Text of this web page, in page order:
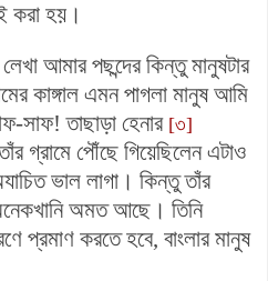
করা হয়।
আমার পছন্দের কিন্তু মানুষটার
কাঙ্গাল এমন পাগলা মানুষ আমি
সাফ! তাছাড়া হেনার [৩]
গ্রামে পৌঁছে গিয়েছিলেন এটাও
ভাল লাগা। কিন্তু তাঁর
অমত আছে। তিনি
প্রমাণ করতে হবে, বাংলার মানুষ